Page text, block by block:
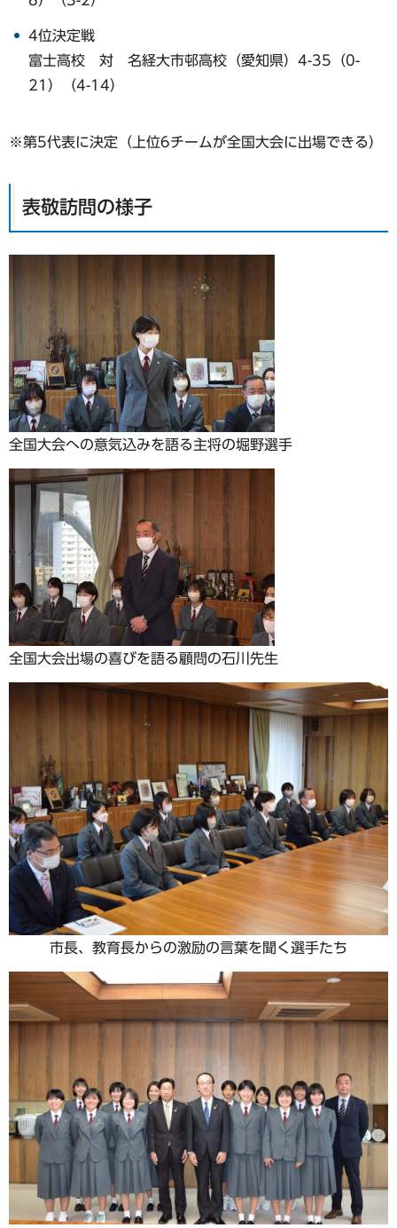
4位決定戦
富士高校 対 名経大市邨高校（愛知県）4-35（0-
21）（4-14）
※第5代表に決定（上位6チームが全国大会に出場できる）
表敬訪問の様子
全国大会への意気込みを語る主将の堀野選手
全国大会出場の喜びを語る顧問の石川先生
市長、教育長からの激励の言葉を聞く選手たち